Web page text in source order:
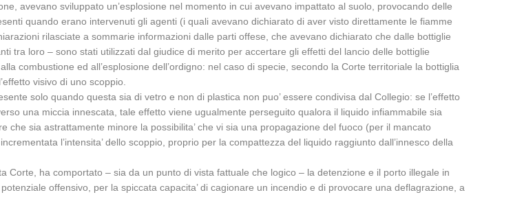
avevano sviluppato un’esplosione nel momento in cui avevano impattato al suolo, provocando delle
quando erano intervenuti gli agenti (i quali avevano dichiarato di aver visto direttamente le fiamme
rilasciate a sommarie informazioni dalle parti offese, che avevano dichiarato che dalle bottiglie
tra loro – sono stati utilizzati dal giudice di merito per accertare gli effetti del lancio delle bottiglie
combustione ed all’esplosione dell’ordigno: nel caso di specie, secondo la Corte territoriale la bottiglia
visivo di uno scoppio.
solo quando questa sia di vetro e non di plastica non puo’ essere condivisa dal Collegio: se l’effetto
una miccia innescata, tale effetto viene ugualmente perseguito qualora il liquido infiammabile sia
sia astrattamente minore la possibilita’ che vi sia una propagazione del fuoco (per il mancato
l’intensita’ dello scoppio, proprio per la compattezza del liquido raggiunto dall’innesco della
Corte, ha comportato – sia da un punto di vista fattuale che logico – la detenzione e il porto illegale in
offensivo, per la spiccata capacita’ di cagionare un incendio e di provocare una deflagrazione, a